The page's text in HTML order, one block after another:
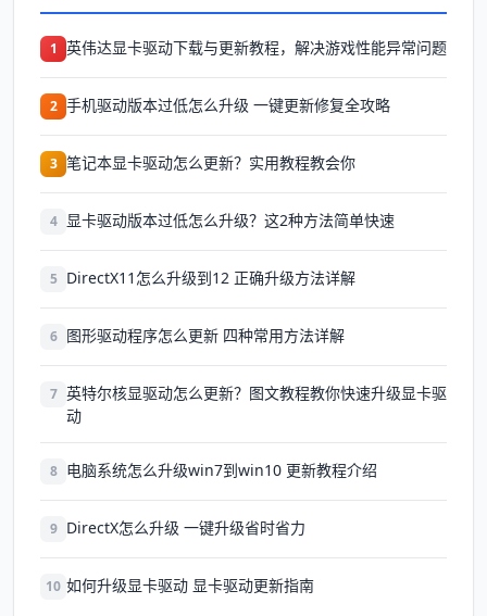
1 英伟达显卡驱动下载与更新教程，解决游戏性能异常问题
2 手机驱动版本过低怎么升级 一键更新修复全攻略
3 笔记本显卡驱动怎么更新？实用教程教会你
4 显卡驱动版本过低怎么升级？这2种方法简单快速
5 DirectX11怎么升级到12 正确升级方法详解
6 图形驱动程序怎么更新 四种常用方法详解
7 英特尔核显驱动怎么更新？图文教程教你快速升级显卡驱
动
8 电脑系统怎么升级win7到win10 更新教程介绍
9 DirectX怎么升级 一键升级省时省力
10 如何升级显卡驱动 显卡驱动更新指南